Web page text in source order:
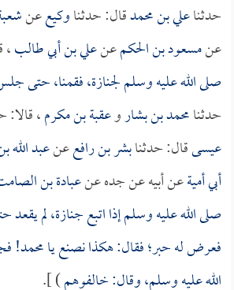
حدثناعلي بن محمدقال: حدثناوكيععن
عنمسعود بن الحكمعنعلي بن أبي طالب
صلى الله عليه وسلم لجنازة، فقمنا، حتى
حدثنامحمد بن بشاروعقبة بن مكرم، قالا:
عيسىقال: حدثنابشر بن رافععنعبد الله
أبي أميةعن أبيه عن جده عنعبادة بن
صلى الله عليه وسلم إذا اتبع جنازة، لم
فعرض له حبر؛ فقال: هكذا نصنع يا محمد!
الله عليه وسلم، وقال: خالفوهم) ].